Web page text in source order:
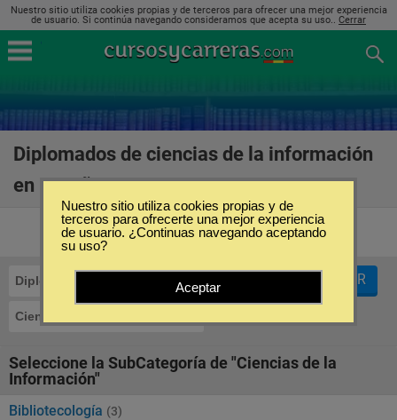
Nuestro sitio utiliza cookies propias y de terceros para ofrecer una mejor experiencia
de usuario. Si continúa navegando consideramos que acepta su uso.. Cerrar
Diplomados de ciencias de la información
en España
Diplomados
Ciencias de la Información
FILTRAR
Seleccione la SubCategoría de "Ciencias de la
Información"
Bibliotecología (3)
Nuestro sitio utiliza cookies propias y de
terceros para ofrecerte una mejor experiencia
de usuario. ¿Continuas navegando aceptando
su uso?
Aceptar